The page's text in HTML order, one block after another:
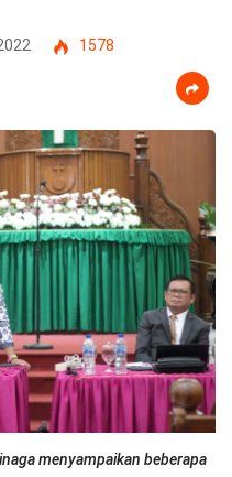
1578
menyampaikan beberapa